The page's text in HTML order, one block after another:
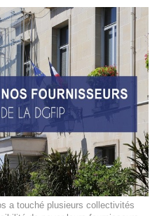
a touché plusieurs collectivités